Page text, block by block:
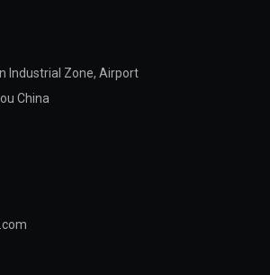
Industrial Zone, Airport
China